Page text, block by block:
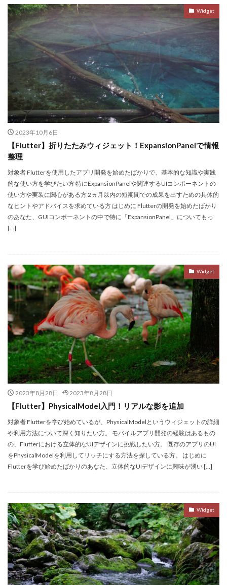
Widget
2023年10月6日
【Flutter】折りたたみウィジェット！ExpansionPanelで情報
整理
対象者 Flutterを使用したアプリ開発を始めたばかりで、基本的な知識や実践
的な使い方を学びたい方 特にExpansionPanelや関連するUIコンポーネントの
使い方や実装に関心がある方 2ヵ月以内の短期間での成果を出すための具体的
なヒントやアドバイスを求めている方 はじめに Flutterの開発を始めたばかり
のあなた、GUIコンポーネントの中で特に「ExpansionPanel」についてもっ
[…]
Widget
2023年8月28日 2023年8月28日
【Flutter】PhysicalModel入門！リアルな影を追加
対象者 Flutterを学び始めているが、PhysicalModelというウィジェットの詳細
や利用方法について深く知りたい方。 モバイルアプリ開発の経験はあるもの
の、Flutterにおける立体的なUIデザインに挑戦したい方。 既存のアプリのUI
をPhysicalModelを利用してリッチにする方法を探している方。 はじめに
Flutterを学び始めたばかりのあなた、立体的なUIデザインに興味が湧い […]
Widget